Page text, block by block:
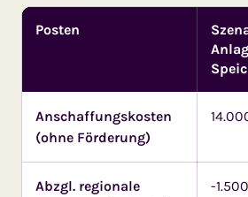
Posten
Anschaffungskosten
(ohne Förderung)
Abzgl. regionale
-